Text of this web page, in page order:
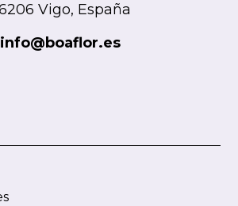
Vigo, España
info@boaflor.es